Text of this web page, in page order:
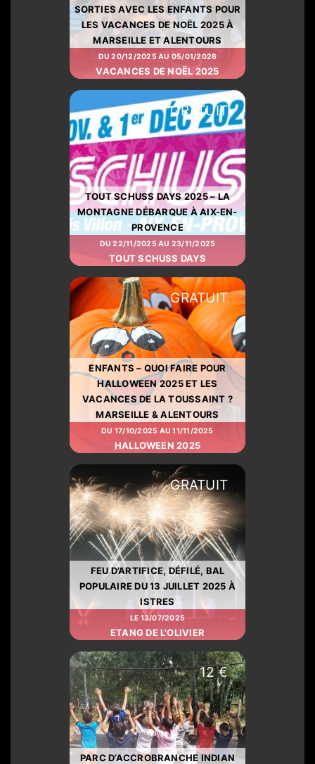
SORTIES AVEC LES ENFANTS POUR
LES VACANCES DE NOËL 2025 À
MARSEILLE ET ALENTOURS
DU 20/12/2025 AU 05/01/2026
VACANCES DE NOËL 2025
GRATUIT
TOUT SCHUSS DAYS 2025 – LA
MONTAGNE DÉBARQUE À AIX-EN-
PROVENCE
DU 22/11/2025 AU 23/11/2025
TOUT SCHUSS DAYS
GRATUIT
ENFANTS – QUOI FAIRE POUR
HALLOWEEN 2025 ET LES
VACANCES DE LA TOUSSAINT ?
MARSEILLE & ALENTOURS
DU 17/10/2025 AU 11/11/2025
HALLOWEEN 2025
GRATUIT
FEU D’ARTIFICE, DÉFILÉ, BAL
POPULAIRE DU 13 JUILLET 2025 À
ISTRES
LE 13/07/2025
ETANG DE L'OLIVIER
12 €
PARC D’ACCROBRANCHE INDIAN